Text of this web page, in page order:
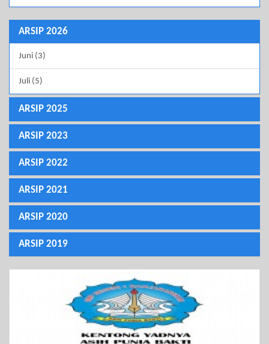
ARSIP 2026
Juni (3)
Juli (5)
ARSIP 2025
ARSIP 2023
ARSIP 2022
ARSIP 2021
ARSIP 2020
ARSIP 2019